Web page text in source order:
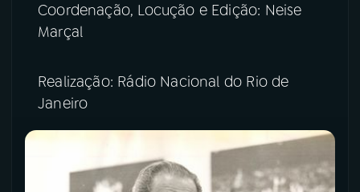
Coordenação, Locução e Edição: Neise
Marçal
Realização: Rádio Nacional do Rio de
Janeiro